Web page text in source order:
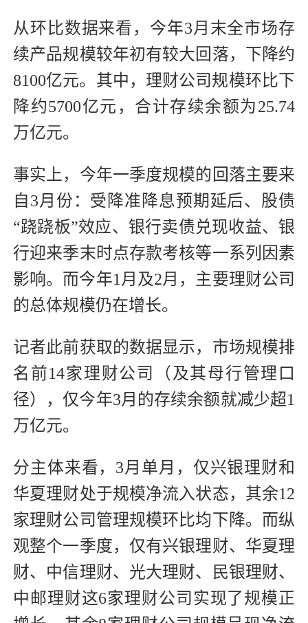
从环比数据来看，今年3月末全市场存
续产品规模较年初有较大回落，下降约
8100亿元。其中，理财公司规模环比下
降约5700亿元，合计存续余额为25.74
万亿元。
事实上，今年一季度规模的回落主要来
自3月份：受降准降息预期延后、股债
“跷跷板”效应、银行卖债兑现收益、银
行迎来季末时点存款考核等一系列因素
影响。而今年1月及2月，主要理财公司
的总体规模仍在增长。
记者此前获取的数据显示，市场规模排
名前14家理财公司（及其母行管理口
径），仅今年3月的存续余额就减少超1
万亿元。
分主体来看，3月单月，仅兴银理财和
华夏理财处于规模净流入状态，其余12
家理财公司管理规模环比均下降。而纵
观整个一季度，仅有兴银理财、华夏理
财、中信理财、光大理财、民银理财、
中邮理财这6家理财公司实现了规模正